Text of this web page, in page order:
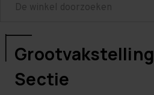
Sectie